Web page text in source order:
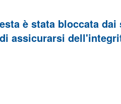
è stata bloccata
assicurarsi